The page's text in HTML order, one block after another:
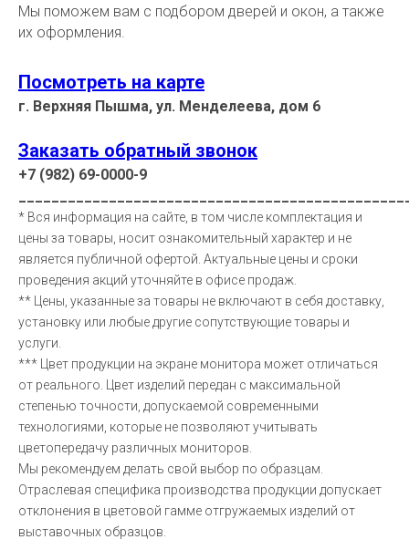
Мы поможем вам с подбором дверей и окон, а также
их оформления.
Посмотреть на карте
г. Верхняя Пышма, ул. Менделеева, дом 6
Заказать обратный звонок
+7 (982) 69-0000-9
* Вся информация на сайте, в том числе комплектация и
цены за товары, носит ознакомительный характер и не
является публичной офертой. Актуальные цены и сроки
проведения акций уточняйте в офисе продаж.
** Цены, указанные за товары не включают в себя доставку,
установку или любые другие сопутствующие товары и
услуги.
*** Цвет продукции на экране монитора может отличаться
от реального. Цвет изделий передан с максимальной
степенью точности, допускаемой современными
технологиями, которые не позволяют учитывать
цветопередачу различных мониторов.
Мы рекомендуем делать свой выбор по образцам.
Отраслевая специфика производства продукции допускает
отклонения в цветовой гамме отгружаемых изделий от
выставочных образцов.